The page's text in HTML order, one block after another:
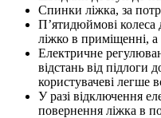
Спинки ліжка, за
П’ятидюймові
ліжко в приміщенні, а
Електричне
відстань від підлоги
користувачеві легше
У разі відключення
повернення ліжка в